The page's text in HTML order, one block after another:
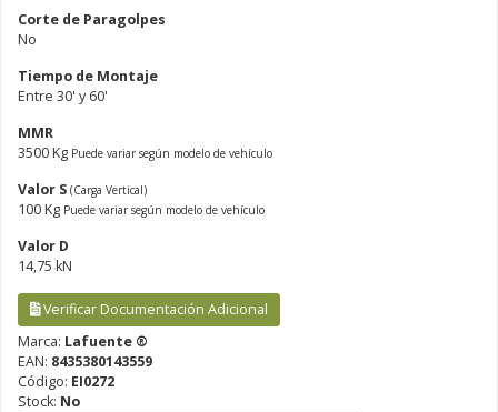
Corte de Paragolpes
No
Tiempo de Montaje
Entre 30' y 60'
MMR
3500 Kg Puede variar según modelo de vehículo
Valor S (Carga Vertical)
100 Kg Puede variar según modelo de vehículo
Valor D
14,75 kN
Verificar Documentación Adicional
Marca: Lafuente ®
EAN: 8435380143559
Código: EI0272
Stock: No